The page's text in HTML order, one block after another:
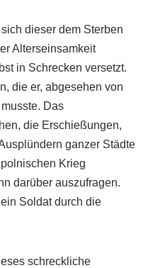
dieser dem Sterben
Alterseinsamkeit
in Schrecken versetzt.
die er, abgesehen von
Das
die Erschießungen,
ganzer Städte
Krieg
darüber auszufragen.
Soldat durch die
schreckliche